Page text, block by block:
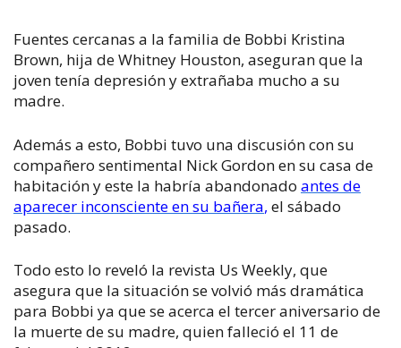
Fuentes cercanas a la familia de Bobbi Kristina
Brown, hija de Whitney Houston, aseguran que la
joven tenía depresión y extrañaba mucho a su
madre.
Además a esto, Bobbi tuvo una discusión con su
compañero sentimental Nick Gordon en su casa de
habitación y este la habría abandonado antes de
aparecer inconsciente en su bañera, el sábado
pasado.
Todo esto lo reveló la revista Us Weekly, que
asegura que la situación se volvió más dramática
para Bobbi ya que se acerca el tercer aniversario de
la muerte de su madre, quien falleció el 11 de